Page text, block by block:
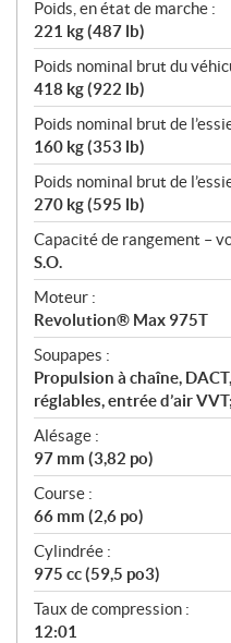
Poids, en état de marche :
221 kg (487 lb)
Poids nominal brut du
418 kg (922 lb)
Poids nominal brut de
160 kg (353 lb)
Poids nominal brut de
270 kg (595 lb)
Capacité de rangement –
S.O.
Moteur :
Revolution® Max 975T
Soupapes :
Propulsion à chaîne,
réglables, entrée d’air
Alésage :
97 mm (3,82 po)
Course :
66 mm (2,6 po)
Cylindrée :
975 cc (59,5 po3)
Taux de compression :
12:01